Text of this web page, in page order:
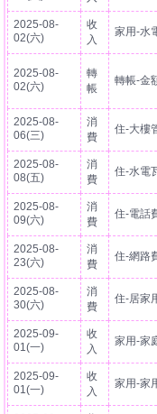
2025-08-
02(六)
收
入
家用-水
2025-08-
02(六)
轉
帳
轉帳-金
2025-08-
06(三)
消
費
住-大樓
2025-08-
08(五)
消
費
住-水電
2025-08-
09(六)
消
費
住-電話
2025-08-
23(六)
消
費
住-網路
2025-08-
30(六)
消
費
住-居家
2025-09-
01(一)
收
入
家用-家
2025-09-
01(一)
收
入
家用-家